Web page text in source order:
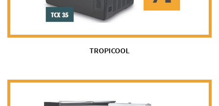
TROPICOOL